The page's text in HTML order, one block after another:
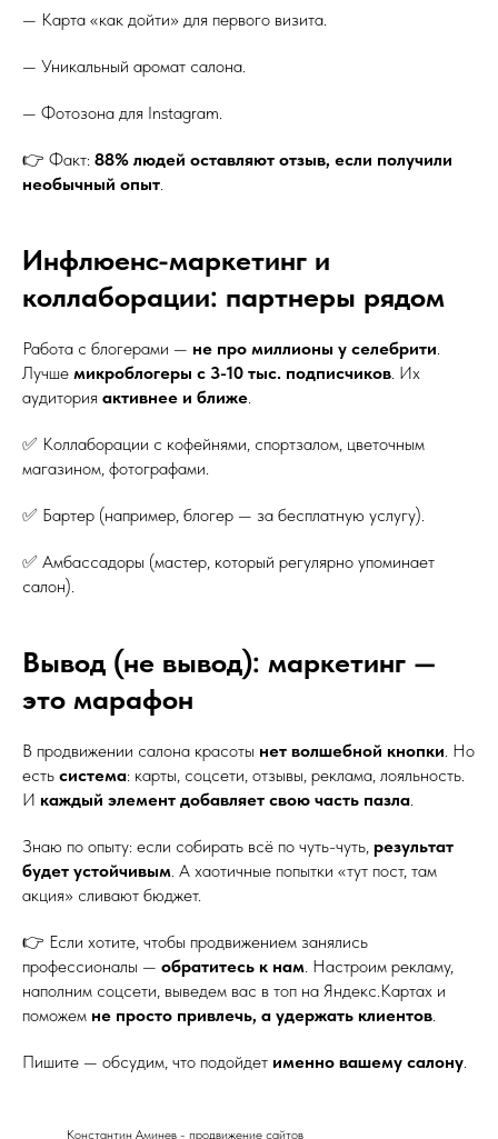
— Карта «как дойти» для первого визита.
— Уникальный аромат салона.
— Фотозона для Instagram.
👉 Факт: 88% людей оставляют отзыв, если получили
необычный опыт.
Инфлюенс-маркетинг и
коллаборации: партнеры рядом
Работа с блогерами — не про миллионы у селебрити.
Лучше микроблогеры с 3-10 тыс. подписчиков. Их
аудитория активнее и ближе.
✅ Коллаборации с кофейнями, спортзалом, цветочным
магазином, фотографами.
✅ Бартер (например, блогер — за бесплатную услугу).
✅ Амбассадоры (мастер, который регулярно упоминает
салон).
Вывод (не вывод): маркетинг —
это марафон
В продвижении салона красоты нет волшебной кнопки. Но
есть система: карты, соцсети, отзывы, реклама, лояльность.
И каждый элемент добавляет свою часть пазла.
Знаю по опыту: если собирать всё по чуть-чуть, результат
будет устойчивым. А хаотичные попытки «тут пост, там
акция» сливают бюджет.
👉 Если хотите, чтобы продвижением занялись
профессионалы — обратитесь к нам. Настроим рекламу,
наполним соцсети, выведем вас в топ на Яндекс.Картах и
поможем не просто привлечь, а удержать клиентов.
Пишите — обсудим, что подойдет именно вашему салону.
Константин Аминев - продвижение сайтов